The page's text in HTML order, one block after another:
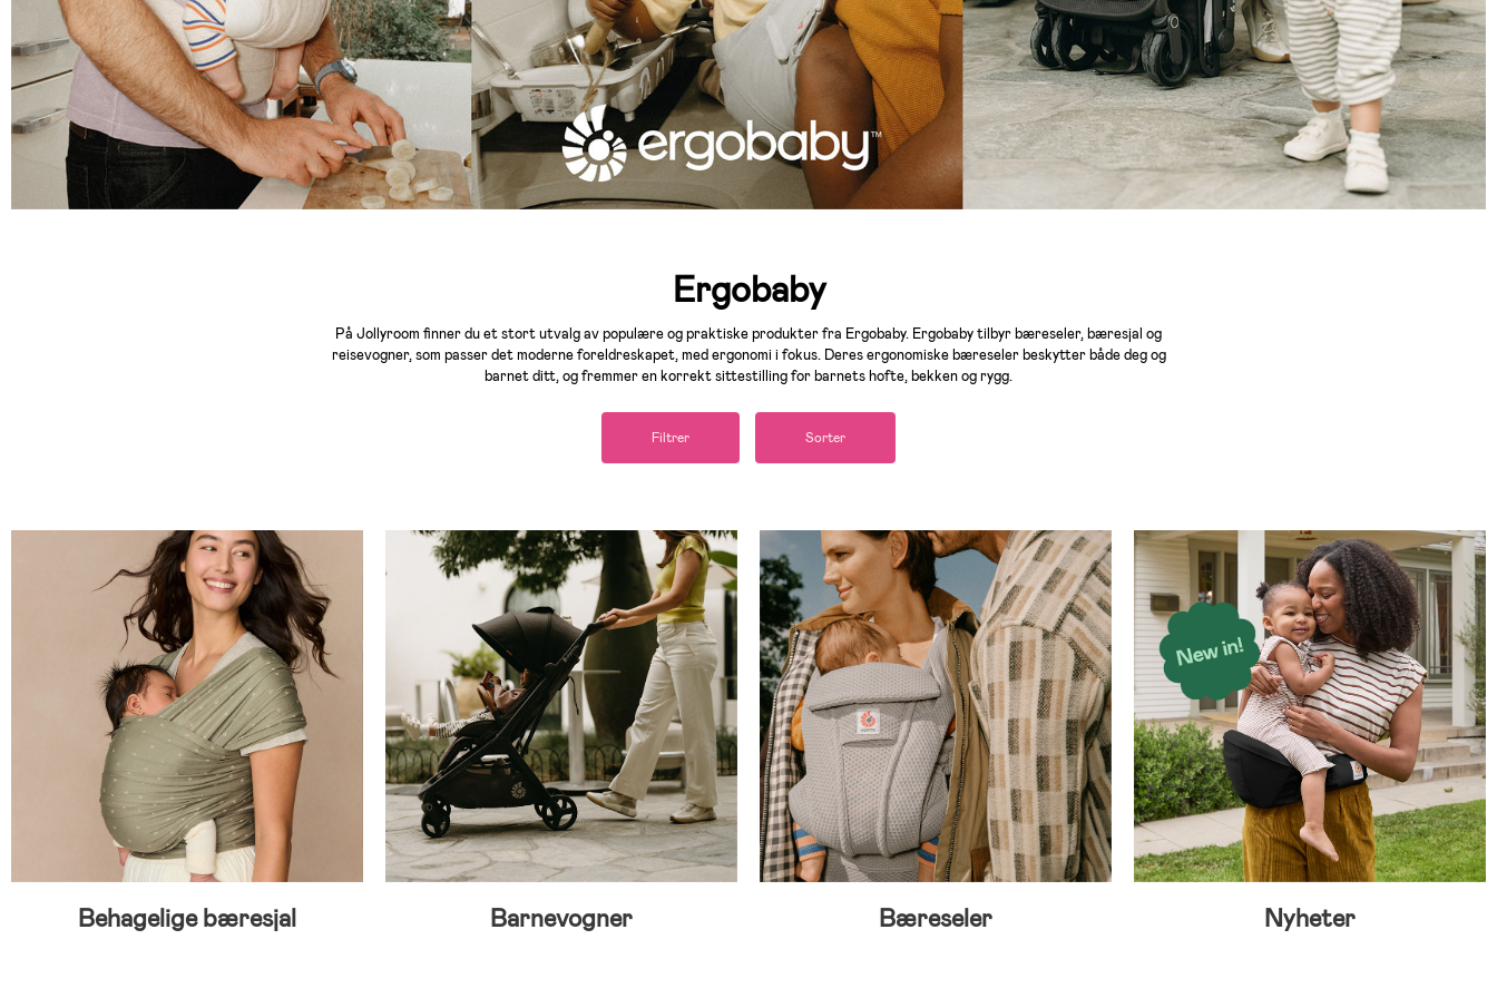
Ergobaby
På Jollyroom finner du et stort utvalg av populære og praktiske produkter fra Ergobaby. Ergobaby tilbyr bæreseler, bæresjal og
reisevogner, som passer det moderne foreldreskapet, med ergonomi i fokus. Deres ergonomiske bæreseler beskytter både deg og
barnet ditt, og fremmer en korrekt sittestilling for barnets hofte, bekken og rygg.
Filtrer Sorter
Behagelige bæresjal Barnevogner Bæreseler Nyheter